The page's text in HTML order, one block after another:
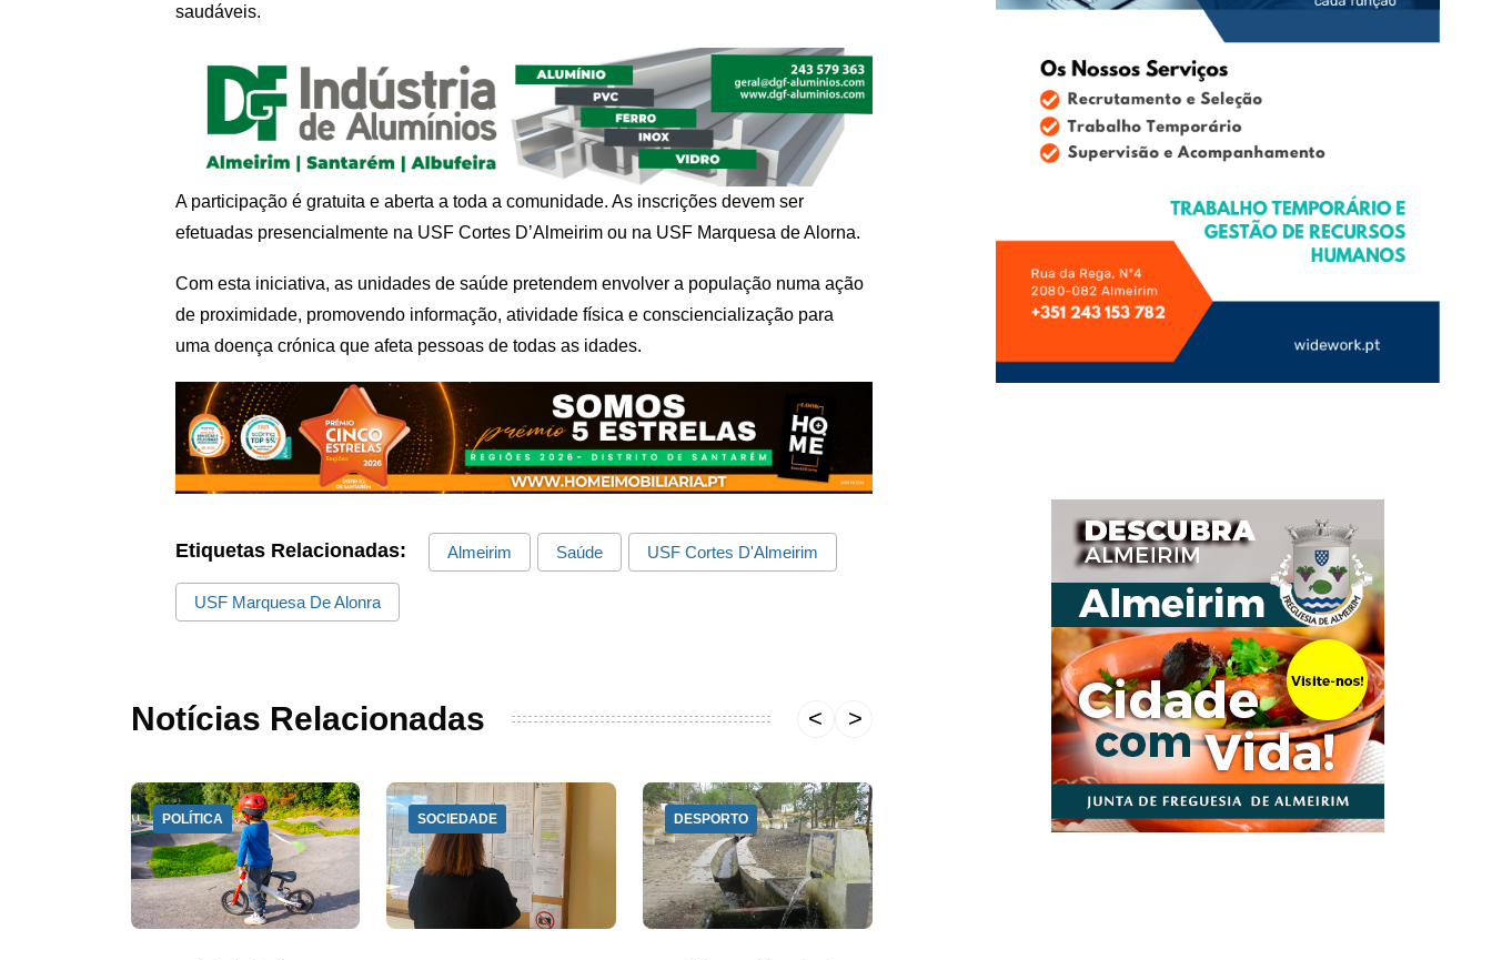
saudáveis.
A participação é gratuita e aberta a toda a comunidade. As inscrições devem ser
efetuadas presencialmente na USF Cortes D’Almeirim ou na USF Marquesa de Alorna.
Com esta iniciativa, as unidades de saúde pretendem envolver a população numa ação
de proximidade, promovendo informação, atividade física e consciencialização para
uma doença crónica que afeta pessoas de todas as idades.
Etiquetas Relacionadas: Almeirim Saúde USF Cortes D'Almeirim
USF Marquesa De Alonra
Notícias Relacionadas
POLÍTICA SOCIEDADE DESPORTO